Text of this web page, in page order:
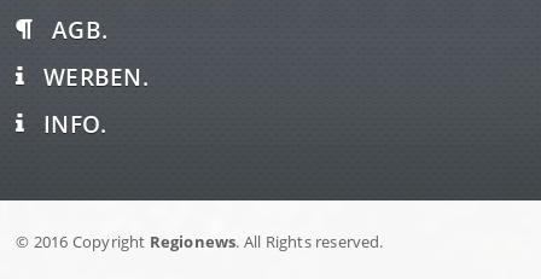
AGB.
WERBEN.
INFO.
© 2016 Copyright Regionews. All Rights reserved.